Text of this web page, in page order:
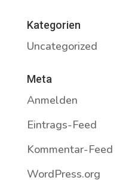
Kategorien
Uncategorized
Meta
Anmelden
Eintrags-Feed
Kommentar-Feed
WordPress.org